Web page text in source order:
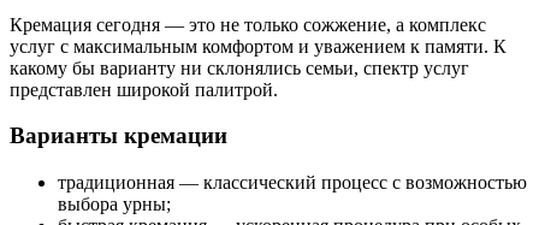
Кремация сегодня — это не только сожжение, а комплекс
услуг с максимальным комфортом и уважением к памяти. К
какому бы варианту ни склонялись семьи, спектр услуг
представлен широкой палитрой.
Варианты кремации
традиционная — классический процесс с возможностью
выбора урны;